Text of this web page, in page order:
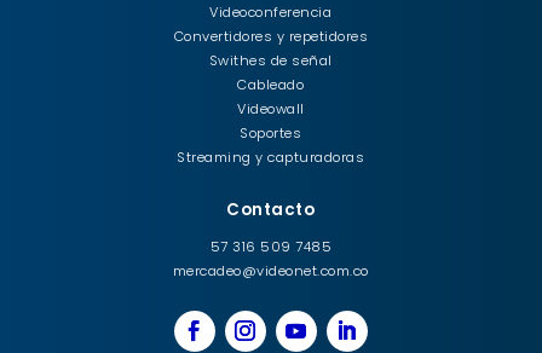
Videoconferencia
Convertidores y repetidores
Swithes de señal
Cableado
Videowall
Soportes
Streaming y capturadoras
Contacto
57 316 509 7485
mercadeo@videonet.com.co